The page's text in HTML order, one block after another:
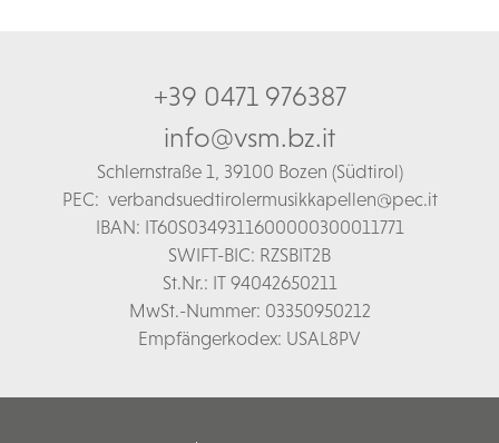
+39 0471 976387
info@vsm.bz.it
Schlernstraße 1, 39100 Bozen (Südtirol)
PEC: verbandsuedtirolermusikkapellen@pec.it
IBAN: IT60S0349311600000300011771
SWIFT-BIC: RZSBIT2B
St.Nr.: IT 94042650211
MwSt.-Nummer: 03350950212
Empfängerkodex: USAL8PV